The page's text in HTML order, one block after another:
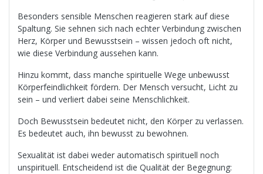
Besonders sensible Menschen reagieren stark auf diese
Spaltung. Sie sehnen sich nach echter Verbindung zwischen
Herz, Körper und Bewusstsein – wissen jedoch oft nicht,
wie diese Verbindung aussehen kann.
Hinzu kommt, dass manche spirituelle Wege unbewusst
Körperfeindlichkeit fördern. Der Mensch versucht, Licht zu
sein – und verliert dabei seine Menschlichkeit.
Doch Bewusstsein bedeutet nicht, den Körper zu verlassen.
Es bedeutet auch, ihn bewusst zu bewohnen.
Sexualität ist dabei weder automatisch spirituell noch
unspirituell. Entscheidend ist die Qualität der Begegnung: